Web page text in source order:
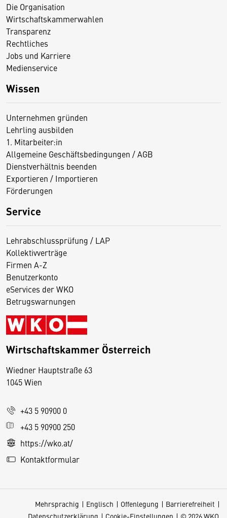
Die Organisation
Wirtschaftskammerwahlen
Transparenz
Rechtliches
Jobs und Karriere
Medienservice
Wissen
Unternehmen gründen
Lehrling ausbilden
1. Mitarbeiter:in
Allgemeine Geschäftsbedingungen / AGB
Dienstverhältnis beenden
Exportieren / Importieren
Förderungen
Service
Lehrabschlussprüfung / LAP
Kollektivverträge
Firmen A-Z
Benutzerkonto
eServices der WKO
Betrugswarnungen
Wirtschaftskammer Österreich
Wiedner Hauptstraße 63
1045 Wien
+43 5 90900 0
+43 5 90900 250
https://wko.at/
Kontaktformular
Mehrsprachig Englisch Offenlegung
Barrierefreiheit
Datenschutzerklärung
Cookie-Einstellungen © 2026 WKO
D
s
e
S
e